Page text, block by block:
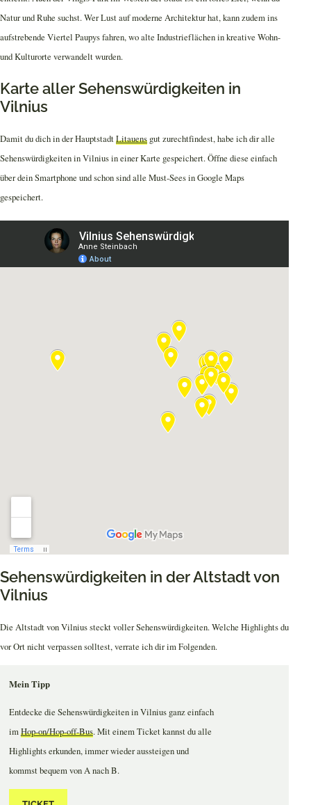
Natur und Ruhe suchst. Wer Lust auf moderne Architektur hat, kann zudem ins
aufstrebende Viertel Paupys fahren, wo alte Industrieflächen in kreative Wohn-
und Kulturorte verwandelt wurden.
Karte aller Sehenswürdigkeiten in
Vilnius
Damit du dich in der HauptstadtLitauens gut zurechtfindest, habe ich dir alle
Sehenswürdigkeiten in Vilnius in einer Karte gespeichert. Öffne diese einfach
über dein Smartphone und schon sind alle Must-Sees in Google Maps
gespeichert.
Sehenswürdigkeiten in der Altstadt von
Vilnius
Die Altstadt von Vilnius steckt voller Sehenswürdigkeiten. Welche Highlights du
vor Ort nicht verpassen solltest, verrate ich dir im Folgenden.
Mein Tipp
Entdecke die Sehenswürdigkeiten in Vilnius ganz einfach
imHop-on/Hop-off-Bus. Mit einem Ticket kannst du alle
Highlights erkunden, immer wieder aussteigen und
kommst bequem von A nach B.